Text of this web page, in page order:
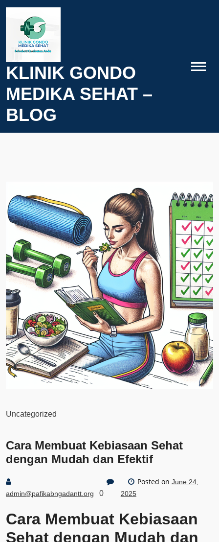
content
KLINIK GONDO
MEDIKA SEHAT –
BLOG
Uncategorized
Cara Membuat Kebiasaan Sehat
dengan Mudah dan Efektif
admin@pafikabngadantt.org 0
Posted on June 24,
2025
Cara Membuat Kebiasaan
Sehat dengan Mudah dan